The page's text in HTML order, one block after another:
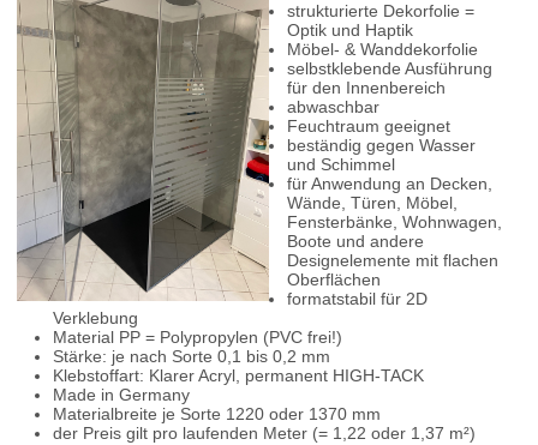
strukturierte Dekorfolie =
Optik und Haptik
Möbel- & Wanddekorfolie
selbstklebende Ausführung
für den Innenbereich
abwaschbar
Feuchtraum geeignet
beständig gegen Wasser
und Schimmel
für Anwendung an Decken,
Wände, Türen, Möbel,
Fensterbänke, Wohnwagen,
Boote und andere
Designelemente mit flachen
Oberflächen
formatstabil für 2D
Verklebung
Material PP = Polypropylen (PVC frei!)
Stärke: je nach Sorte 0,1 bis 0,2 mm
Klebstoffart: Klarer Acryl, permanent HIGH-TACK
Made in Germany
Materialbreite je Sorte 1220 oder 1370 mm
der Preis gilt pro laufenden Meter (= 1,22 oder 1,37 m²)